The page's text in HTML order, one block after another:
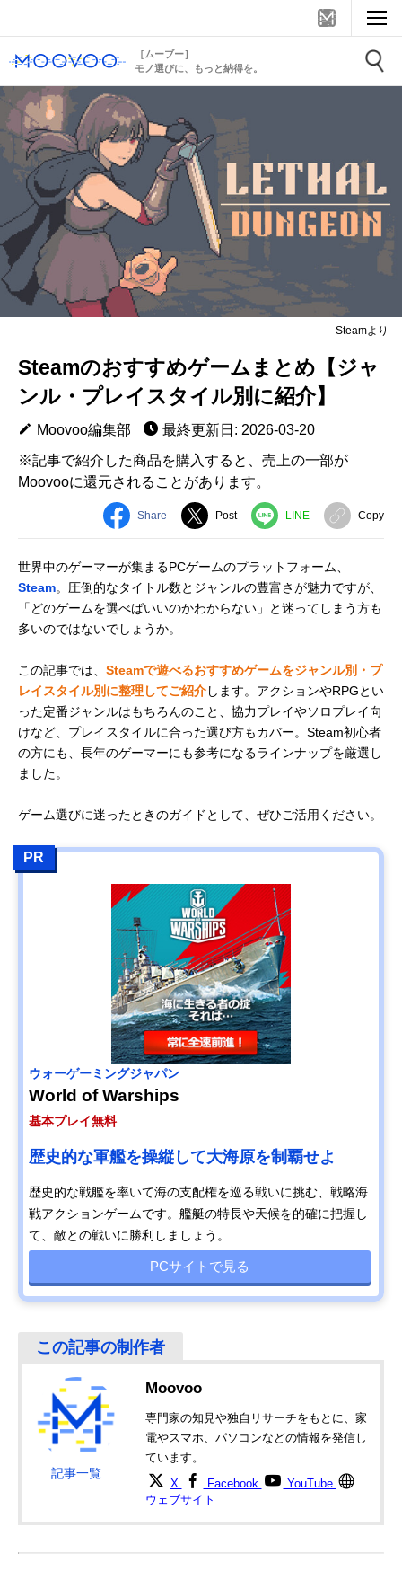
［ムーブー］
モノ選びに、もっと納得を。
Steamより
Steamのおすすめゲームまとめ【ジャ
ンル・プレイスタイル別に紹介】
Moovoo編集部
最終更新日: 2026-03-20
※記事で紹介した商品を購入すると、売上の一部が
Moovooに還元されることがあります。
Share Post LINE Copy
世界中のゲーマーが集まるPCゲームのプラットフォーム、
Steam。圧倒的なタイトル数とジャンルの豊富さが魅力ですが、
「どのゲームを選べばいいのかわからない」と迷ってしまう方も
多いのではないでしょうか。
この記事では、 Steamで遊べるおすすめゲームをジャンル別・プ
レイスタイル別に整理してご紹介します。アクションやRPGとい
った定番ジャンルはもちろんのこと、協力プレイやソロプレイ向
けなど、プレイスタイルに合った選び方もカバー。Steam初心者
の方にも、長年のゲーマーにも参考になるラインナップを厳選し
ました。
ゲーム選びに迷ったときのガイドとして、ぜひご活用ください。
PR
ウォーゲーミングジャパン
World of Warships
基本プレイ無料
歴史的な軍艦を操縦して大海原を制覇せよ
歴史的な戦艦を率いて海の支配権を巡る戦いに挑む、戦略海
戦アクションゲームです。艦艇の特長や天候を的確に把握し
て、敵との戦いに勝利しましょう。
PCサイトで見る
記事一覧
Moovoo
専門家の知見や独自リサーチをもとに、家
電やスマホ、パソコンなどの情報を発信し
ています。
X Facebook
YouTube
ウェブサイト